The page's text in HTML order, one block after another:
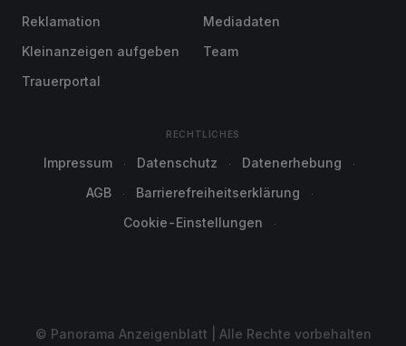
Reklamation
Kleinanzeigen aufgeben
Trauerportal
Mediadaten
Team
RECHTLICHES
Impressum Datenschutz
Datenerhebung
AGB
Barrierefreiheitserklärung
Cookie-Einstellungen
© Panorama Anzeigenblatt | Alle Rechte vorbehalten